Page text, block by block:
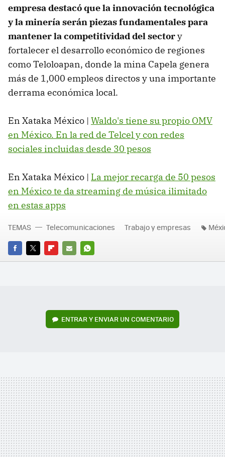
empresa destacó que la innovación tecnológica
y la minería serán piezas fundamentales para
mantener la competitividad del sectory
fortalecer el desarrollo económico de regiones
como Teloloapan, donde la mina Capela genera
más de 1,000 empleos directos y una importante
derrama económica local.
En Xataka México | Waldo's tiene su propio OMV
en México. En la red de Telcel y con redes
sociales incluidas desde 30 pesos
En Xataka México | La mejor recarga de 50 pesos
en México te da streaming de música ilimitado
en estas apps
FACEBOOK
TWITTERFLIPBOARD
E-
WHATSAPP
TEMAS Telecomunicaciones Trabajo y empresas
ENTRAR Y ENVIAR UN COMENTARIO